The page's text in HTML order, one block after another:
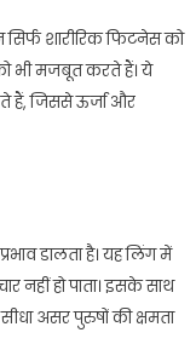
शारीरिक फिटनेस को
भी मजबूत करते हैं। ये
हैं, जिससे ऊर्जा और
डालता है। यह लिंग में
नहीं हो पाता। इसके साथ
असर पुरुषों की क्षमता